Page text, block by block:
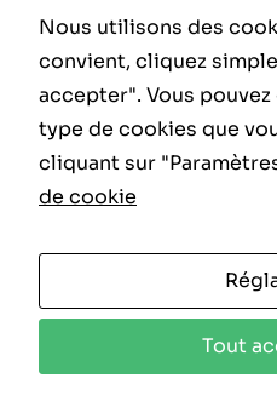
WEZEN
Nous utilisons des
convient, cliquez
accepter". Vous
type de cookies que
cliquant sur
de cookie
Tout